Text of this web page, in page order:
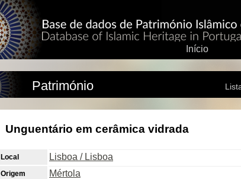
Início
Património
Unguentário em cerâmica vidrada
Local Lisboa / Lisboa
Origem Mértola